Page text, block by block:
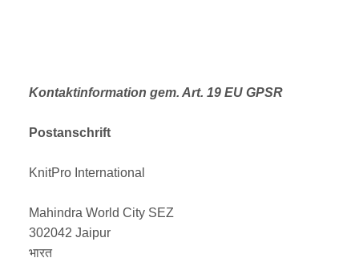
Kontaktinformation gem. Art. 19 EU GPSR
Postanschrift
KnitPro International
Mahindra World City SEZ
302042 Jaipur
भारत